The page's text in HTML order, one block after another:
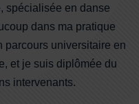
spécialisée en danse
dans ma pratique
parcours universitaire en
et je suis diplômée du
intervenants.